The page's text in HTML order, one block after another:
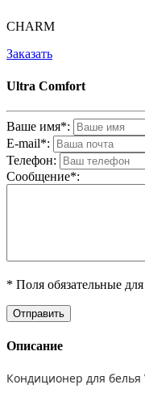
CHARM
Заказать
Ultra Comfort
Ваше имя*:
E-mail*:
Телефон:
Cообщениe*:
* Поля обязательные
Описание
Кондиционер для белья